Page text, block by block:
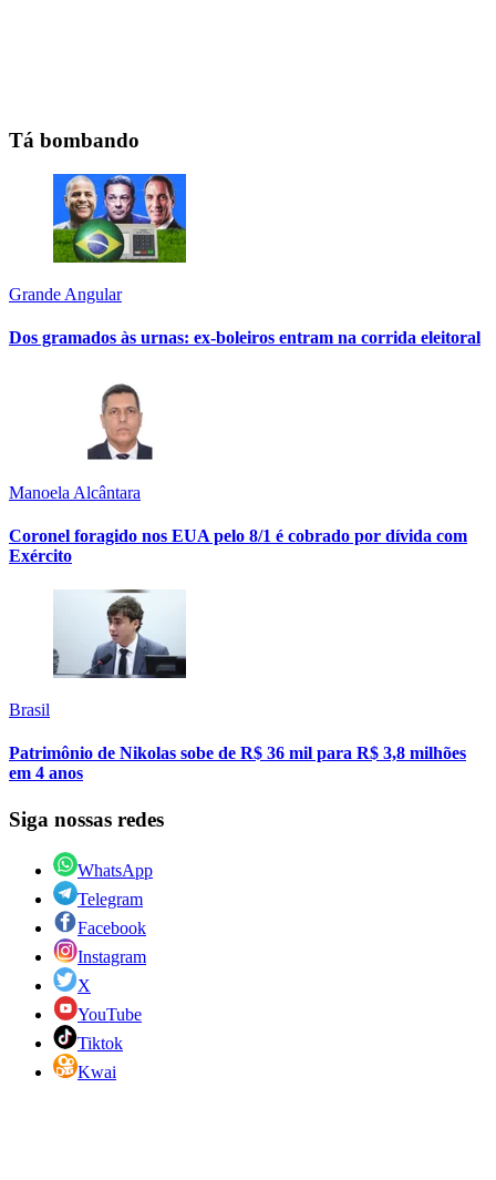
Tá bombando
Grande Angular
Dos gramados às urnas: ex-boleiros entram na corrida eleitoral
Manoela Alcântara
Coronel foragido nos EUA pelo 8/1 é cobrado por dívida com
Exército
Brasil
Patrimônio de Nikolas sobe de R$ 36 mil para R$ 3,8 milhões
em 4 anos
Siga nossas redes
WhatsApp
Telegram
Facebook
Instagram
X
YouTube
Tiktok
Kwai